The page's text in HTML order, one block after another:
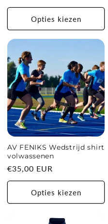
Opties kiezen
AV FENIKS Wedstrijd shirt
volwassenen
Normale
prijs
€35,00 EUR
Opties kiezen